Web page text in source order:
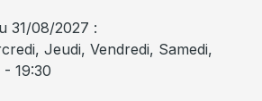
31/08/2027 :
Jeudi, Vendredi, Samedi,
19:30